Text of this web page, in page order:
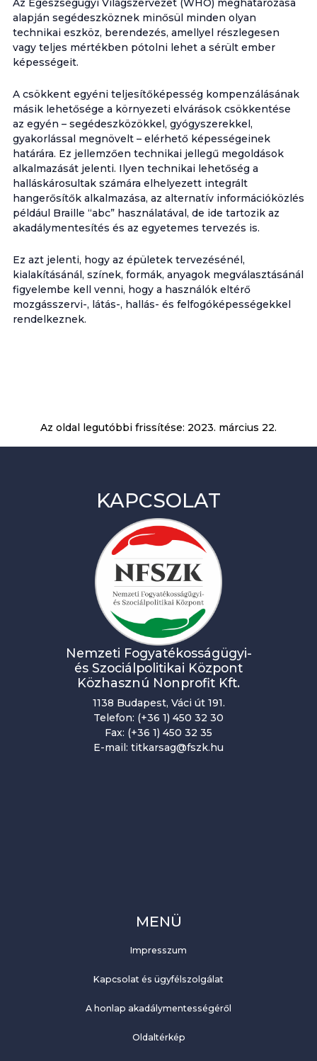
Az Egészségügyi Világszervezet (WHO) meghatározása
alapján segédeszköznek minősül minden olyan
technikai eszköz, berendezés, amellyel részlegesen
vagy teljes mértékben pótolni lehet a sérült ember
képességeit.
A csökkent egyéni teljesítőképesség kompenzálásának
másik lehetősége a környezeti elvárások csökkentése
az egyén – segédeszközökkel, gyógyszerekkel,
gyakorlással megnövelt – elérhető képességeinek
határára. Ez jellemzően technikai jellegű megoldások
alkalmazását jelenti. Ilyen technikai lehetőség a
halláskárosultak számára elhelyezett integrált
hangerősítők alkalmazása, az alternatív információközlés
például Braille “abc” használatával, de ide tartozik az
akadálymentesítés és az egyetemes tervezés is.
Ez azt jelenti, hogy az épületek tervezésénél,
kialakításánál, színek, formák, anyagok megválasztásánál
figyelembe kell venni, hogy a használók eltérő
mozgásszervi-, látás-, hallás- és felfogóképességekkel
rendelkeznek.
Az oldal legutóbbi frissítése: 2023. március 22.
KAPCSOLAT
Nemzeti Fogyatékosságügyi-
és Szociálpolitikai Központ
Közhasznú Nonprofit Kft.
1138 Budapest, Váci út 191.
Telefon: (+36 1) 450 32 30
Fax: (+36 1) 450 32 35
E-mail: titkarsag@fszk.hu
MENÜ
Impresszum
Kapcsolat és ügyfélszolgálat
A honlap akadálymentességéről
Oldaltérkép